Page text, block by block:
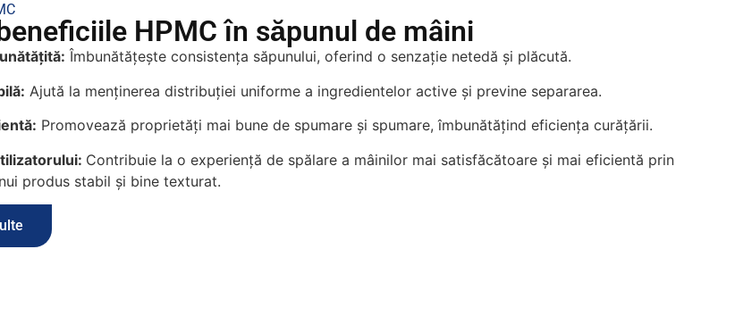
HPMC în săpunul de mâini
Îmbunătățește consistența săpunului, oferind o senzație netedă și plăcută.
Ajută la menținerea distribuției uniforme a ingredientelor active și previne separarea.
Promovează proprietăți mai bune de spumare și spumare, îmbunătățind eficiența curățării.
Contribuie la o experiență de spălare a mâinilor mai satisfăcătoare și mai eficientă prin
produs stabil și bine texturat.